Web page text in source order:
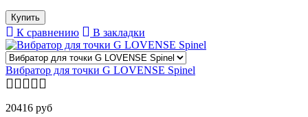
К сравнению В закладки
Вибратор для точки G LOVENSE Spinel
20416 руб